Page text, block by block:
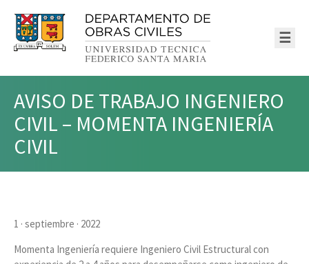
☰
AVISO DE TRABAJO INGENIERO
CIVIL – MOMENTA INGENIERÍA
CIVIL
1 · septiembre · 2022
Momenta Ingeniería requiere Ingeniero Civil Estructural con